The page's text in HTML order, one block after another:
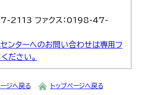
2113 ファクス：0198-47-
ンターへのお問い合わせは専用フ
ださい。
ジへ戻る トップページへ戻る